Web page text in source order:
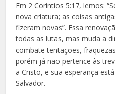
Em 2 Coríntios 5:17, lemos:
nova criatura; as coisas
fizeram novas”. Essa
todas as lutas, mas muda a
combate tentações,
porém já não pertence às
a Cristo, e sua esperança
Salvador.